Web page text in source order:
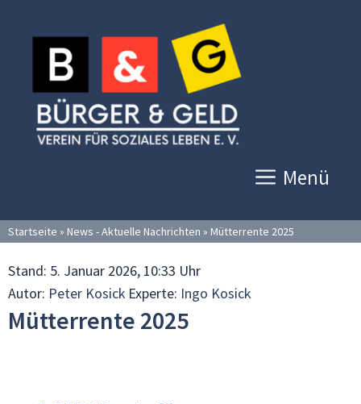
Inhalt
springen
Menü
Startseite » News - Aktuelle Nachrichten » Mütterrente 2025
Stand: 5. Januar 2026, 10:33 Uhr
Autor: Peter Kosick Experte: Ingo Kosick
Mütterrente 2025